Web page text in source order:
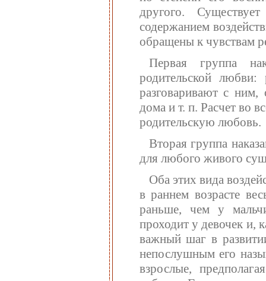
другого.
содержанием
обращены к чувствам
Первая группа
родительской
разговаривают с
дома и т. п. Расчет во
родительскую любовь.
Вторая группа
для любого живого
Оба этих вида
в раннем возрасте
раньше, чем у
проходит у девочек и,
важный шаг в
непослушным его
взрослые,